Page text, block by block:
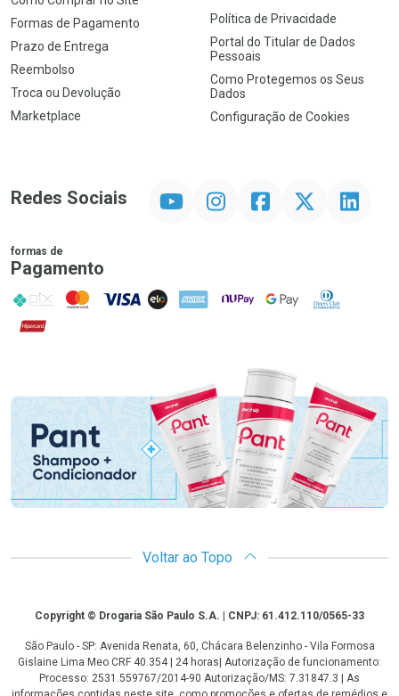
Formas de Pagamento
Prazo de Entrega
Reembolso
Troca ou Devolução
Marketplace
Política de Privacidade
Portal do Titular de Dados
Pessoais
Como Protegemos os Seus
Dados
Configuração de Cookies
Redes Sociais InstagramFacebook Linkedin
formas de
Pagamento
PIX MasterCard
VISA ELO AMEX NuPay Google PayDiners Club
Hipercard
Promoção em Destaque
Voltar ao Topo
CopyrightCopyright © Drogaria São Paulo S.A. | CNPJ: 61.412.110/0565-33
São Paulo - SP: Avenida Renata, 60, Chácara Belenzinho - Vila Formosa
Gislaine Lima Meo CRF 40.354 | 24 horas| Autorização de funcionamento:
Processo: 2531.559767/2014-90 Autorização/MS: 7.31847.3 | As